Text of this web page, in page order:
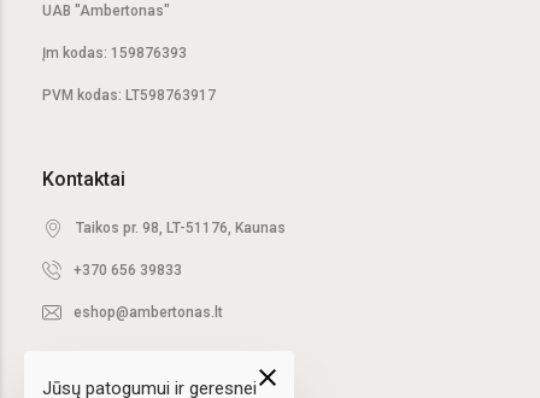
Jūsų patogumui ir geresneiclose
UAB "Ambertonas"
Įm kodas: 159876393
PVM kodas: LT598763917
Kontaktai
Taikos pr. 98, LT-51176, Kaunas
+370 656 39833
eshop@ambertonas.lt